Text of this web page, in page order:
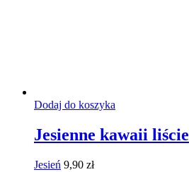
Dodaj do koszyka
Jesienne kawaii liście
Jesień 9,90 zł